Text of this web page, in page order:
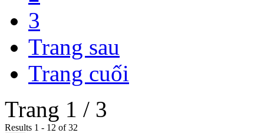
3
Trang sau
Trang cuối
Trang 1 / 3
Results 1 - 12 of 32